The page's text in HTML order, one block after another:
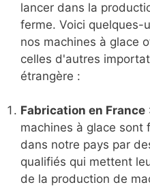
lancer dans la
ferme. Voici quelques-
nos machines à glace
celles d'autres
étrangère :
Fabrication en France
machines à glace sont
dans notre pays par
qualifiés qui mettent
de la production de